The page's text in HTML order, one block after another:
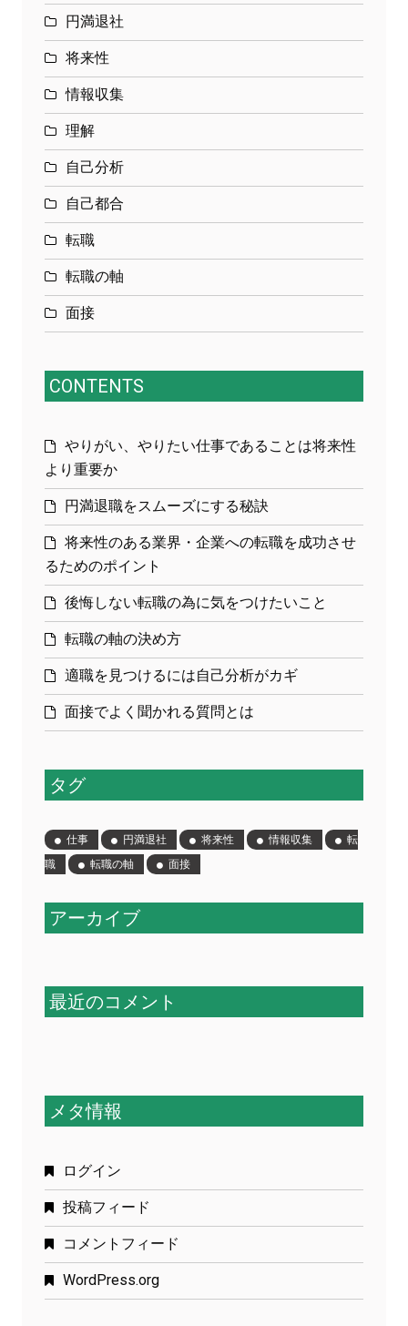
円満退社
将来性
情報収集
理解
自己分析
自己都合
転職
転職の軸
面接
CONTENTS
やりがい、やりたい仕事であることは将来性
より重要か
円満退職をスムーズにする秘訣
将来性のある業界・企業への転職を成功させ
るためのポイント
後悔しない転職の為に気をつけたいこと
転職の軸の決め方
適職を見つけるには自己分析がカギ
面接でよく聞かれる質問とは
タグ
仕事 円満退社 将来性 情報収集
転
職
転職の軸 面接
アーカイブ
最近のコメント
メタ情報
ログイン
投稿フィード
コメントフィード
WordPress.org